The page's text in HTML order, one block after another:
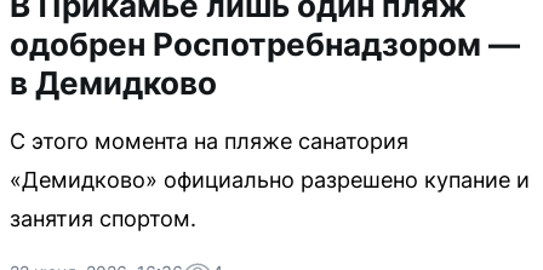
одобрен Роспотребнадзором —
в Демидково
С этого момента на пляже санатория
«Демидково» официально разрешено купание и
занятия спортом.